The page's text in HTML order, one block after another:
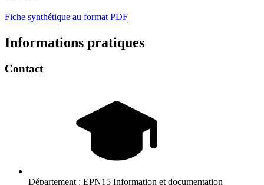
Fiche synthétique au format PDF
Informations pratiques
Contact
Département : EPN15 Information et documentation